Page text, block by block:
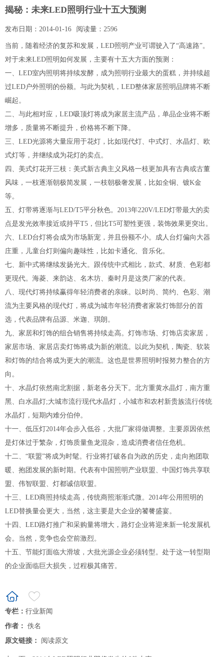
揭秘：未来LED照明行业十五大预测
发布日期： 2014-01-16 阅读量： 2596
当前，随着经济的复苏和发展，LED照明产业可谓驶入了“高速路”。
对于未来LED照明如何发展，主要有十五大方面的预测：
一、LED室内照明将持续发酵，成为照明行业最大的蛋糕，并持续超
过LED户外照明的份额。与此为契机，LED整体家居照明品牌将不断
崛起。
二、与此相对应，LED吸顶灯将成为家居主流产品，单品企业将不断
增多，质量将不断提升，价格将不断下降。
三、LED光源将大量应用于花灯，比如现代灯、中式灯、水晶灯、欧
式灯等，并继续成为花灯的卖点。
四、美式灯花开三枝：美式新古典主义风格一枝更加具有古典或古董
风味，一枝逐渐朝极简发展，一枝朝极奢发展，比如全铜、镀K金
等。
五、灯带将逐渐与LED/T5平分秋色。2013年220V/LED灯带最大的卖
点是发光效率接近或持平T5，但比T5可塑性更强，装饰效果更突出。
六、LED台灯将会成为市场新宠，并且份额不小。成人台灯偏向大器
庄重，儿童台灯则偏向趣味性，比如卡通化、音乐化。
七、新中式将继续发扬光大。跟传统中式相比，款式、材质、色彩都
更现代。海菱、来韵达、名木坊、秦时月是这类厂家的代表。
八、现代灯将持续赢得年轻消费者的亲睐。以时尚、简约、色彩、潮
流为主要风格的现代灯，将成为城市年轻消费者家装灯饰部分的首
选，代表品牌有品源、米迦、琪朗。
九、家居和灯饰的组合销售将持续走高。灯饰市场、灯饰店卖家居，
家居市场、家居店卖灯饰将成为新的潮流。以此为契机，陶瓷、软装
和灯饰的结合将成为更大的潮流。这也是世界照明时报努力整合的方
向。
十、水晶灯依然南北割据，新老各分天下。北方重黄水晶灯，南方重
黑、白水晶灯;大城市流行现代水晶灯，小城市和农村新贵族流行传统
水晶灯，短期内难分伯仲。
十一、低压灯2014年会步入低谷，大批厂家得做调整。主要原因依然
是灯体过于繁杂，灯饰质量鱼龙混杂，造成消费者信任危机。
十二、“联盟”将成为时髦。行业将打破各自为政的历史，走向抱团取
暖、抱团发展的新时期。代表有中国照明产业联盟、中国灯饰共享联
盟、伟智联盟、灯都诚信联盟。
十三、LED商照持续走高，传统商照渐渐式微。2014年公用照明的
LED替换量会更大，当然，这主要是大企业的饕餮盛宴。
十四、LED路灯推广和采购量将增大，路灯企业将迎来新一轮发展机
会。当然，竞争也会空前激烈。
十五、节能灯面临大滑坡，大批光源企业必须转型。处于这一转型期
的企业面临巨大损失，过程极其痛苦。
专栏： 行业新闻
作者： 佚名
原文链接：
阅读原文